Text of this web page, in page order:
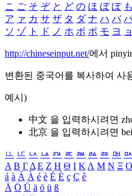
こ ご そ ぞ と ど の ほ ぼ ぽ も
ア ァ カ サ ザ タ ダ ナ ハ バ
ソ ゾ ト ド ノ ホ ボ ポ モ ヨ ョ
http://chineseinput.net/에서
변환된 중국어를 복사하여 사
예시)
中文 을 입력하시려면
北京 을 입력하시려면
ㅥ ㅦ ㅧ ㅨ ㅩ ㅪ ㅫ ㅬ ㅭ ㅮ ㅯ
Α Β ΓΔ Ε Ζ Η Θ Ι ΚΛ Μ Ν Ξ Ο
á à Á À é è É È ç Ç ê
Ä Ö Ü ä ö ü ß